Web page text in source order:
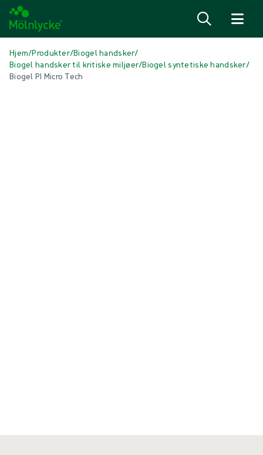
Hjem/Produkter/Biogel handsker/
Biogel handsker til kritiske miljøer/Biogel syntetiske handsker/
Biogel PI Micro Tech